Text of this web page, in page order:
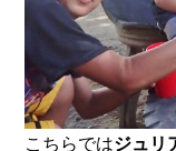
こちらではジュリ